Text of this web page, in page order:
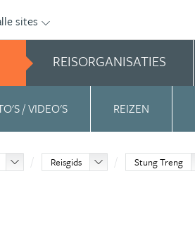
sites
REISORGANISATIES
/ VIDEO'S REIZEN
Reisgids Stung Treng